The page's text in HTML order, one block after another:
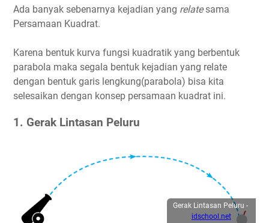
Ada banyak sebenarnya kejadian yang relatesama
Persamaan Kuadrat.
Karena bentuk kurva fungsi kuadratik yang berbentuk
parabola maka segala bentuk kejadian yang relate
dengan bentuk garis lengkung(parabola) bisa kita
selesaikan dengan konsep persamaan kuadrat ini.
1. Gerak Lintasan Peluru
Gerak Lintasan Peluru -
idschool.net